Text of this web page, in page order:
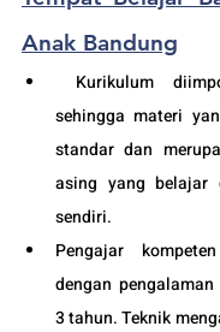
Anak Bandung
sehingga materi
standar dan
asing yang belajar
sendiri.
Pengajar
dengan
3 tahun. Teknik